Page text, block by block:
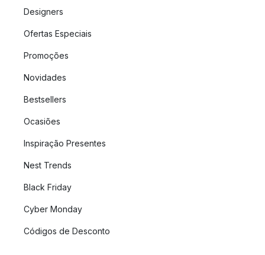
Designers
Ofertas Especiais
Promoções
Novidades
Bestsellers
Ocasiões
Inspiração Presentes
Nest Trends
Black Friday
Cyber Monday
Códigos de Desconto